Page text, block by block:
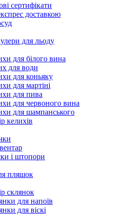
сертифікати
доставкою
для льоду
для білого вина
для води
для коньяку
для мартіні
для пива
для червоного вина
для шампанського
келихів
і штопори
пляшок
склянок
для напоїв
для віскі